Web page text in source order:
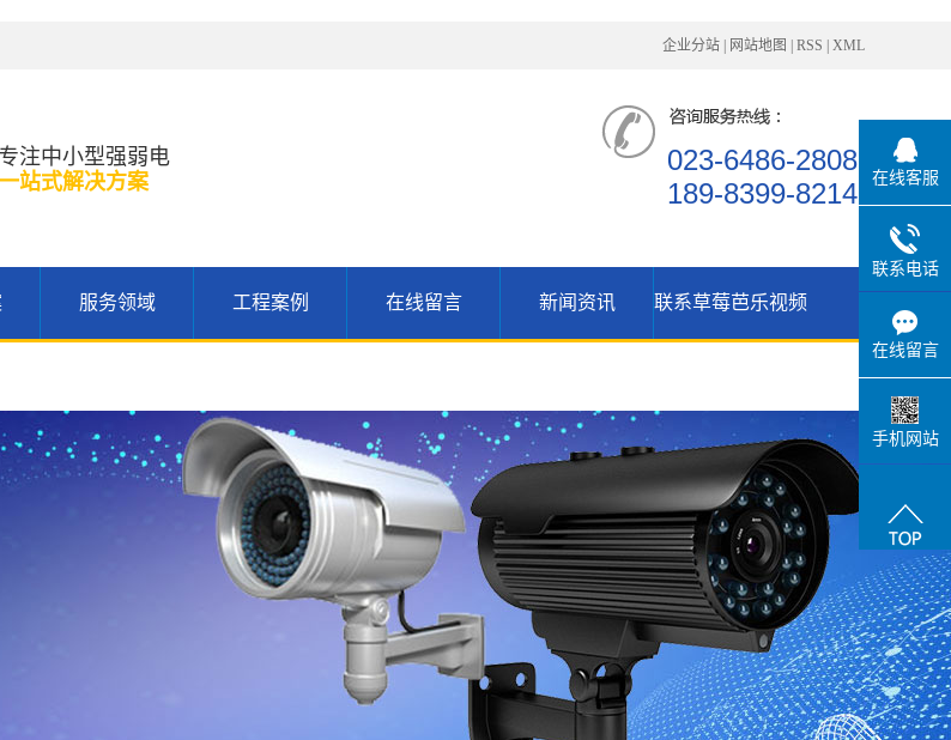
企业分站 网站地图 RSS XML
专注中小型强弱电
站式解决方案
023-6486-2808
189-8399-8214
服务领域 工程案例 在线留言
新闻资讯
技术支持
联系草莓芭乐视频
在线客服
联系电话
在线留言
手机网站